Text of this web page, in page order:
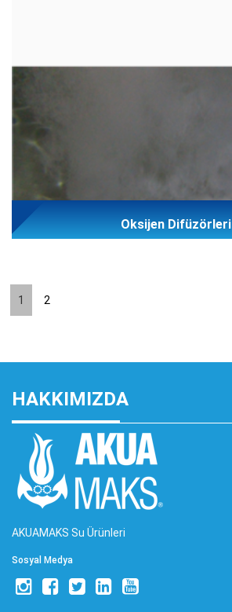
Oksijen Difüzörleri
1 2
HAKKIMIZDA
AKUAMAKS Su Ürünleri
Sosyal Medya